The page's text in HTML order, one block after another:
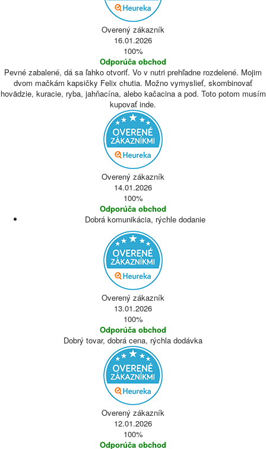
Overený zákazník
16.01.2026
100%
Odporúča obchod
Pevné zabalené, dá sa ľahko otvoriť. Vo v nutri prehľadne rozdelené. Mojim
dvom mačkám kapsičky Felix chutia. Možno vymyslieť, skombinovať
hovädzie, kuracie, ryba, jahňacína, alebo kačacina a pod. Toto potom musím
kupovať inde.
Overený zákazník
14.01.2026
100%
Odporúča obchod
Dobrá komunikácia, rýchle dodanie
Overený zákazník
13.01.2026
100%
Odporúča obchod
Dobrý tovar, dobrá cena, rýchla dodávka
Overený zákazník
12.01.2026
100%
Odporúča obchod